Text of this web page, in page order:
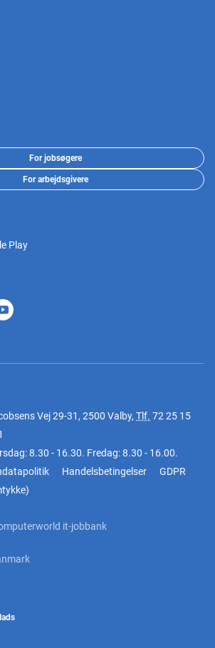
For jobsøgere
For arbejdsgivere
Vej 29-31, 2500 Valby, Tlf. 72 25 15
8.30 - 16.30. Fredag: 8.30 - 16.00.
Handelsbetingelser
GDPR
)